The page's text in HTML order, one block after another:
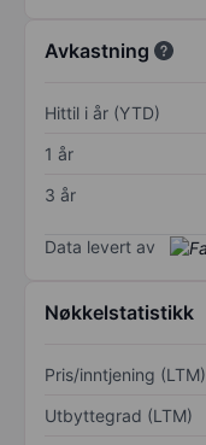
Avkastning
Hittil i år (YTD)
1 år
3 år
Data levert av
Nøkkelstatistikk
Pris/inntjening (LTM)
Utbyttegrad (LTM)